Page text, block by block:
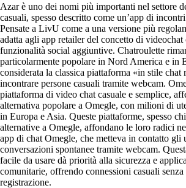
Azar è uno dei nomi più importanti nel settore
casuali, spesso descritto come un’app di
Pensate a LivU come a una versione più
adatta agli app retailer del concetto di videochat
funzionalità social aggiuntive. Chatroulette
particolarmente popolare in Nord America e in
considerata la classica piattaforma «in stile chat
incontrare persone casuali tramite webcam.
piattaforma di video chat casuale e semplice,
alternativa popolare a Omegle, con milioni di
in Europa e Asia. Queste piattaforme, spesso
alternative a Omegle, affondano le loro radici
app di chat Omegle, che metteva in contatto gli
conversazioni spontanee tramite webcam.
facile da usare dà priorità alla sicurezza e
comunitarie, offrendo connessioni casuali
registrazione.